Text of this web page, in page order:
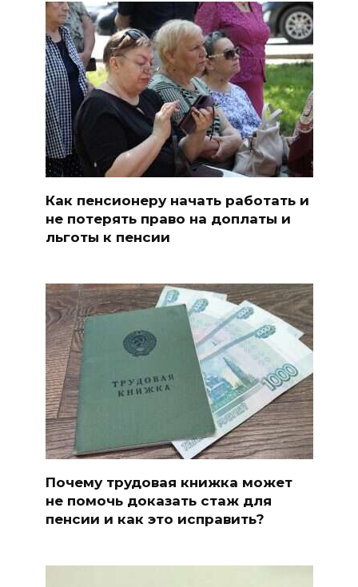
Как пенсионеру начать работать и
не потерять право на доплаты и
льготы к пенсии
Почему трудовая книжка может
не помочь доказать стаж для
пенсии и как это исправить?